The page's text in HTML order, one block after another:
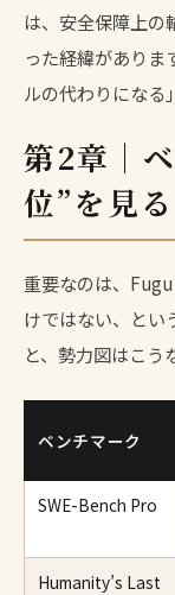
は、安全保障上の
った経緯がありま
ルの代わりになる
第2章｜
位”を見る
重要なのは、
けではない、とい
と、勢力図はこう
ベンチマーク
SWE-Bench Pro
Humanity’s Last